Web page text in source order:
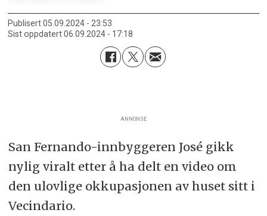
Publisert
05.09.2024 - 23:53
Sist oppdatert
06.09.2024 - 17:18
ANNONSE
San Fernando-innbyggeren José gikk
nylig viralt etter å ha delt en video om
den ulovlige okkupasjonen av huset sitt i
Vecindario.